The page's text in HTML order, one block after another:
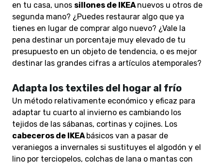
en tu casa, unos sillones de IKEAnuevos u otros de
segunda mano? ¿Puedes restaurar algo que ya
tienes en lugar de comprar algo nuevo? ¿Vale la
pena destinar un porcentaje muy elevado de tu
presupuesto en un objeto de tendencia, o es mejor
destinar las grandes cifras a artículos atemporales?
Adapta los textiles del hogar al frío
Un método relativamente económico y eficaz para
adaptar tu cuarto al invierno es cambiando los
tejidos de las sábanas, cortinas y cojines. Los
cabeceros de IKEAbásicos van a pasar de
veraniegos a invernales si sustituyes el algodón y el
lino por terciopelos, colchas de lana o mantas con